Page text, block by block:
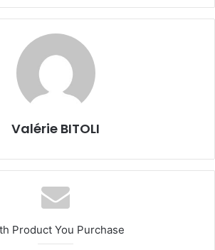
Valérie BITOLI
Product You Purchase